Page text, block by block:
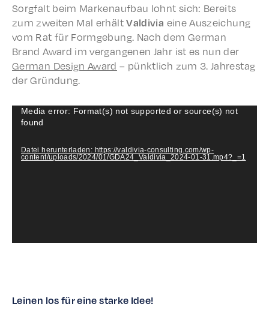
Sorgfalt beim Marke­nauf­bau lohnt sich: Bere­its
zum zweit­en Mal erhältValdivia eine Ausze­ichung
vom Rat für Formge­bung. Nach dem German
Brand Award im vergan­genen Jahr ist es nun der
German Design Award – pünk­tlich zum 3. Jahrestag
der Gründung.
Video-
Player
Media error: Format(s) not supported or source(s) not
found
Datei herunterladen: https://valdivia-consulting.com/wp-
content/uploads/2024/01/GDA24_Valdivia_2024-01-31.mp4?_=1
Leinen los für eine starke Idee!